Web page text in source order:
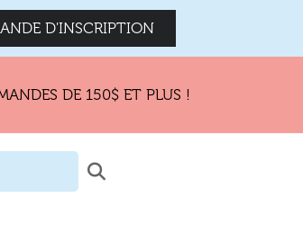
D'INSCRIPTION
DE 150$ ET PLUS !